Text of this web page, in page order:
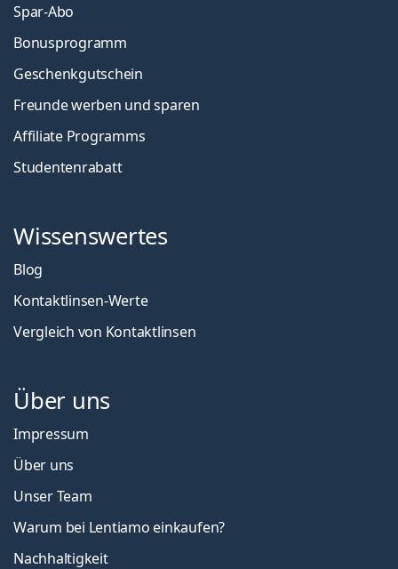
Spar-Abo
Bonusprogramm
Geschenkgutschein
Freunde werben und sparen
Affiliate Programms
Studentenrabatt
Wissenswertes
Blog
Kontaktlinsen-Werte
Vergleich von Kontaktlinsen
Über uns
Impressum
Über uns
Unser Team
Warum bei Lentiamo einkaufen?
Nachhaltigkeit